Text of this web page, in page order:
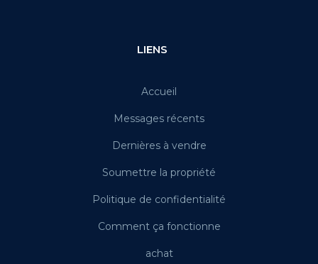
LIENS
Accueil
Messages récents
Dernières à vendre
Soumettre la propriété
Politique de confidentialité
Comment ça fonctionne
achat